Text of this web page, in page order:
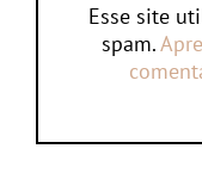
Esse site
spam.